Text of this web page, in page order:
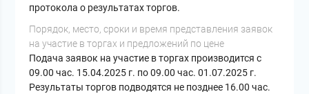
протокола о результатах торгов.
Порядок, место, сроки и время представления заявок
на участие в торгах и предложений по цене
Подача заявок на участие в торгах производится с
09.00 час. 15.04.2025 г. по 09.00 час. 01.07.2025 г.
Результаты торгов подводятся не позднее 16.00 час.